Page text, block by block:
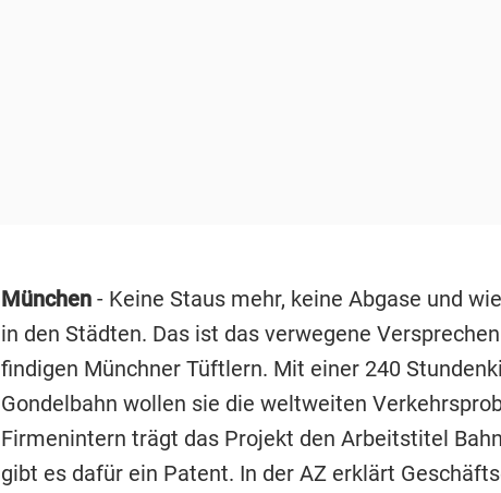
München- Keine Staus mehr, keine Abgase und
in den Städten. Das ist das verwegene
findigen Münchner Tüftlern. Mit einer 240
Gondelbahn wollen sie die weltweiten
Firmenintern trägt das Projekt den Arbeitstitel
gibt es dafür ein Patent. In der AZ erklärt